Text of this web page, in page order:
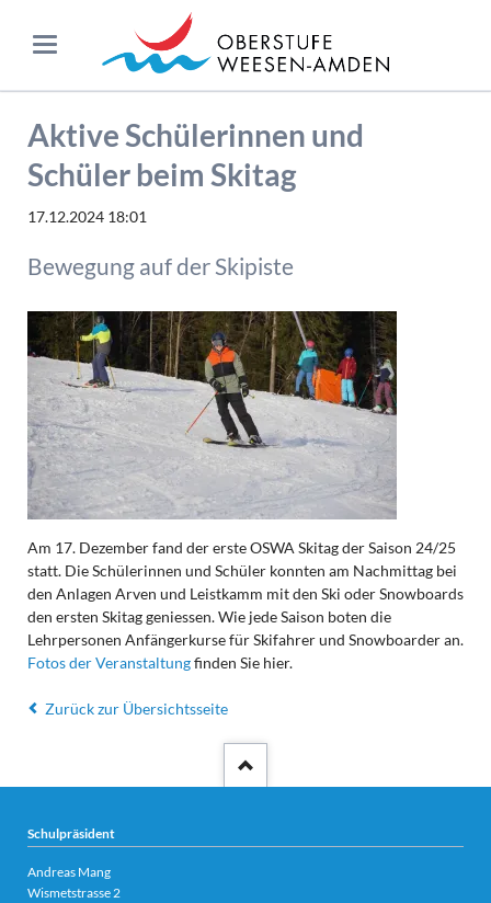
Aktive Schülerinnen und
Schüler beim Skitag
17.12.2024 18:01
Bewegung auf der Skipiste
Am 17. Dezember fand der erste OSWA Skitag der Saison 24/25
statt. Die Schülerinnen und Schüler konnten am Nachmittag bei
den Anlagen Arven und Leistkamm mit den Ski oder Snowboards
den ersten Skitag geniessen. Wie jede Saison boten die
Lehrpersonen Anfängerkurse für Skifahrer und Snowboarder an.
Fotos der Veranstaltungfinden Sie hier.
Zurück zur Übersichtsseite
Schulpräsident
Andreas Mang
Wismetstrasse 2